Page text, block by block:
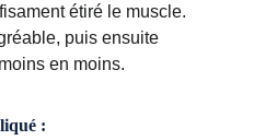
étiré le muscle.
puis ensuite
en moins.
: